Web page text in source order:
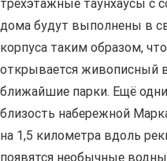
трехэтажные таунхаусы с
дома будут выполнены в
корпуса таким образом,
открывается живописный
ближайшие парки. Ещё
близость набережной
на 1,5 километра вдоль
появятся необычные